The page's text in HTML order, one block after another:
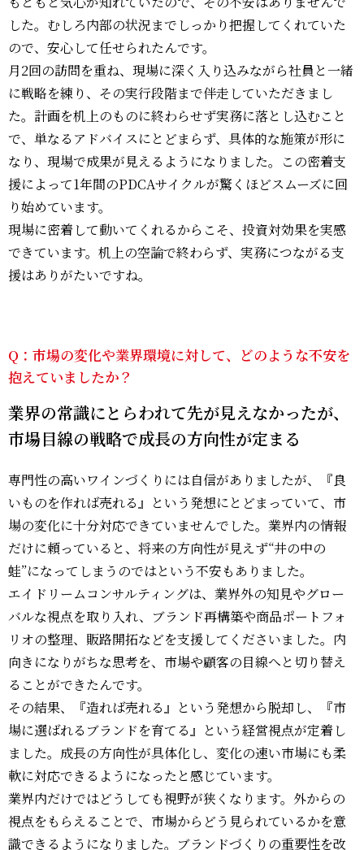
した。むしろ内部の状況までしっかり把握してくれていた
ので、安心して任せられたんです。
月2回の訪問を重ね、現場に深く入り込みながら社員と一緒
に戦略を練り、その実行段階まで伴走していただきまし
た。計画を机上のものに終わらせず実務に落とし込むこと
で、単なるアドバイスにとどまらず、具体的な施策が形に
なり、現場で成果が見えるようになりました。この密着支
援によって1年間のPDCAサイクルが驚くほどスムーズに回
り始めています。
現場に密着して動いてくれるからこそ、投資対効果を実感
できています。机上の空論で終わらず、実務につながる支
援はありがたいですね。
Q：市場の変化や業界環境に対して、どのような不安を
抱えていましたか？
業界の常識にとらわれて先が見えなかったが、
市場目線の戦略で成長の方向性が定まる
専門性の高いワインづくりには自信がありましたが、『良
いものを作れば売れる』という発想にとどまっていて、市
場の変化に十分対応できていませんでした。業界内の情報
だけに頼っていると、将来の方向性が見えず“井の中の
蛙”になってしまうのではという不安もありました。
エイドリームコンサルティングは、業界外の知見やグロー
バルな視点を取り入れ、ブランド再構築や商品ポートフォ
リオの整理、販路開拓などを支援してくださいました。内
向きになりがちな思考を、市場や顧客の目線へと切り替え
ることができたんです。
その結果、『造れば売れる』という発想から脱却し、『市
場に選ばれるブランドを育てる』という経営視点が定着し
ました。成長の方向性が具体化し、変化の速い市場にも柔
軟に対応できるようになったと感じています。
業界内だけではどうしても視野が狭くなります。外からの
視点をもらえることで、市場からどう見られているかを意
識できるようになりました。ブランドづくりの重要性を改